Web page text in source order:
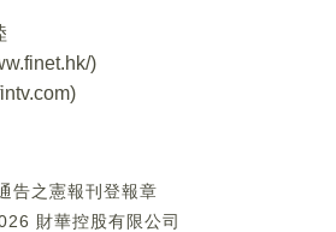
)
)
告之憲報刊登報章
財華控股有限公司